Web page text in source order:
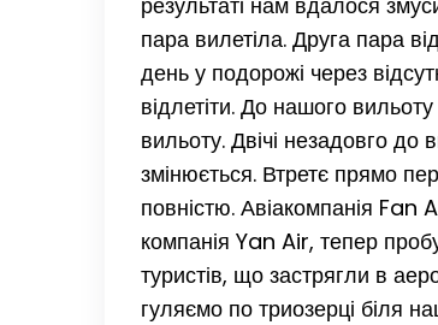
пара вилетіла. Друга пара
день у подорожі через
відлетіти. До нашого
вильоту. Двічі незадовго
змінюється. Втретє прямо
повністю. Авіакомпанія
компанія Yan Air, тепер
туристів, що застрягли в
гуляємо по триозерці біля